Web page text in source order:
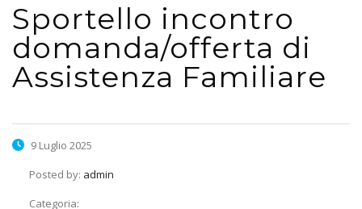
Sportello incontro
domanda/offerta di
Assistenza Familiare
9 Luglio 2025
Posted by: admin
Categoria: